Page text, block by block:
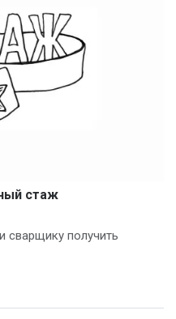
стаж
получить